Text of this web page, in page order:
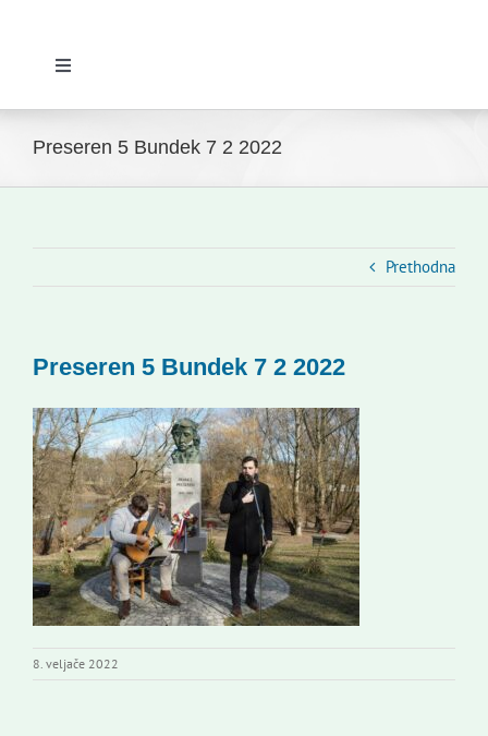
Toggle
Novosti
Kontakti
Novi odmev – naše glasilo
Izdavaštvo
Korisne informacije
Preseren 5 Bundek 7 2 2022
Prethodna
Preseren 5 Bundek 7 2 2022
8. veljače 2022